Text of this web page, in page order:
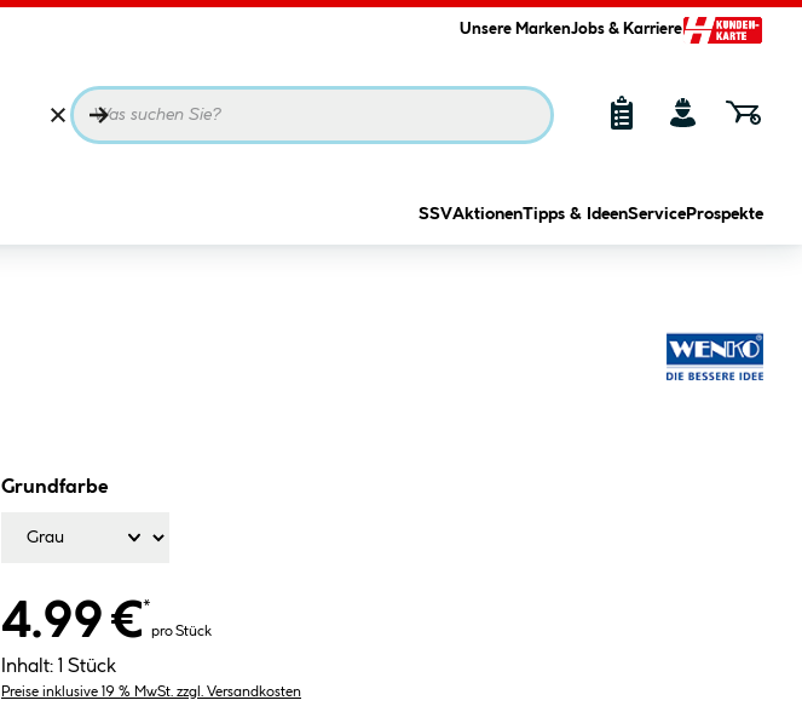
Unsere MarkenJobs & Karriere
SSVAktionenTipps & IdeenService Prospekte
Grundfarbe
4.99 €*
pro Stück
Inhalt: 1 Stück
Preise inklusive 19 % MwSt. zzgl. Versandkosten